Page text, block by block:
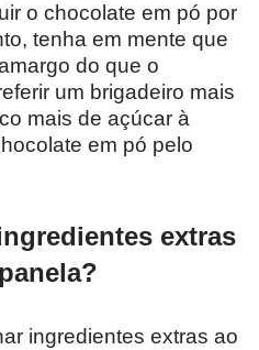
o chocolate em pó por
tenha em mente que
do que o
um brigadeiro mais
mais de açúcar à
em pó pelo
extras
ingredientes extras ao